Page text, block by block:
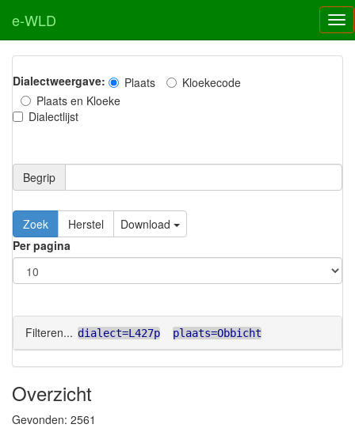
e-WLD
Dialectweergave: Plaats
Kloekecode
Plaats en Kloeke
Dialectlijst
Begrip
Zoek Herstel
Download
Per pagina
Filteren... dialect=L427p plaats=Obbicht
Overzicht
Gevonden: 2561